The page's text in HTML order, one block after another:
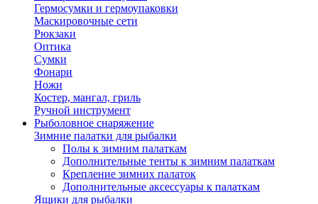
Гермосумки и гермоупаковки
Маскировочные сети
Рюкзаки
Оптика
Сумки
Фонари
Ножи
Костер, мангал, гриль
Ручной инструмент
Рыболовное снаряжение
Зимние палатки для рыбалки
Полы к зимним палаткам
Дополнительные тенты к зимним палаткам
Крепление зимних палаток
Дополнительные аксессуары к палаткам
Ящики для рыбалки